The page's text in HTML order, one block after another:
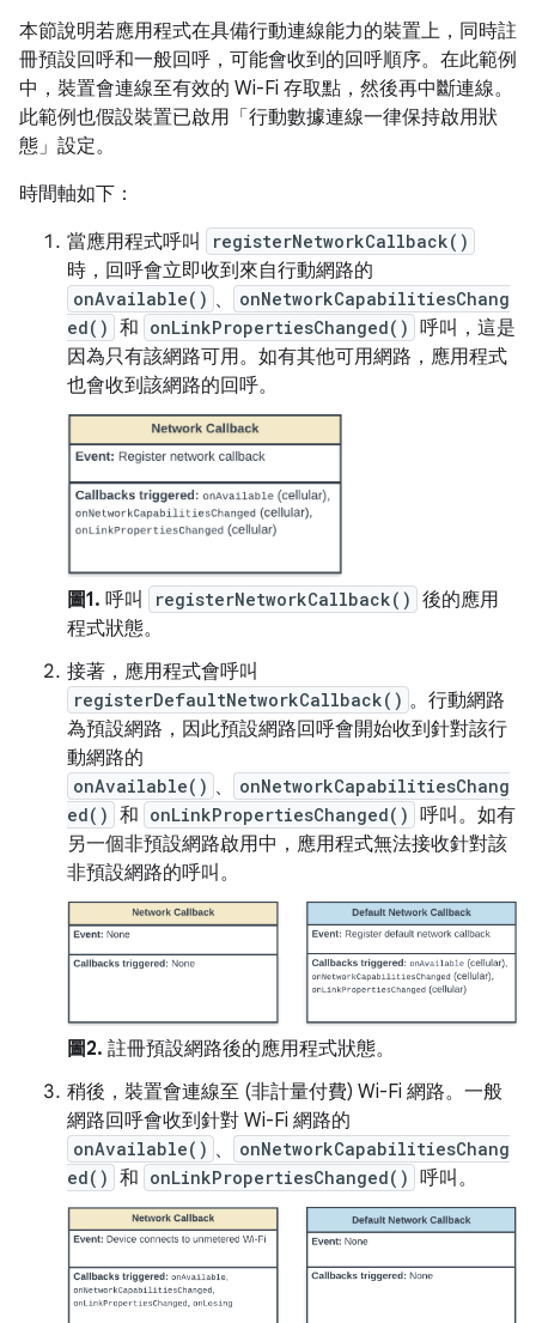
本節說明若應用程式在具備行動連線能力的裝置上，同時註
冊預設回呼和一般回呼，可能會收到的回呼順序。在此範例
中，裝置會連線至有效的 Wi-Fi 存取點，然後再中斷連線。
此範例也假設裝置已啟用「行動數據連線一律保持啟用狀
態」 設定。
時間軸如下：
當應用程式呼叫
registerNetworkCallback()
時，回呼會立即收到來自行動網路的
onAvailable() 、
onNetworkCapabilitiesChang
ed() 和 onLinkPropertiesChanged() 呼叫，這是
因為只有該網路可用。如有其他可用網路，應用程式
也會收到該網路的回呼。
圖1. 呼叫 registerNetworkCallback() 後的應用
程式狀態。
接著，應用程式會呼叫
registerDefaultNetworkCallback() 。行動網路
為預設網路，因此預設網路回呼會開始收到針對該行
動網路的
onAvailable() 、
onNetworkCapabilitiesChang
ed() 和 onLinkPropertiesChanged() 呼叫。如有
另一個非預設網路啟用中，應用程式無法接收針對該
非預設網路的呼叫。
圖2. 註冊預設網路後的應用程式狀態。
稍後，裝置會連線至 (非計量付費) Wi-Fi 網路。一般
網路回呼會收到針對 Wi-Fi 網路的
onAvailable() 、
onNetworkCapabilitiesChang
ed() 和 onLinkPropertiesChanged() 呼叫。